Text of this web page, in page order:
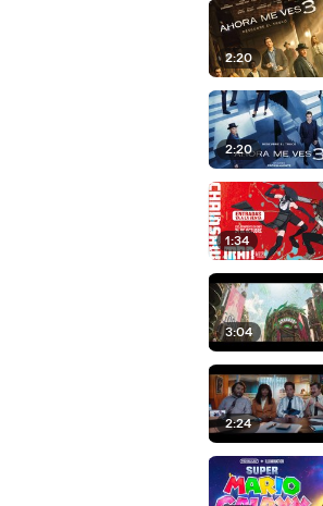
2:20
2:20
1:34
3:04
2:24